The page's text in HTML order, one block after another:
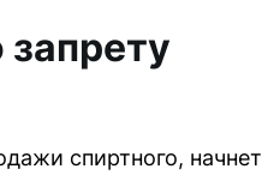
спиртного, начнет